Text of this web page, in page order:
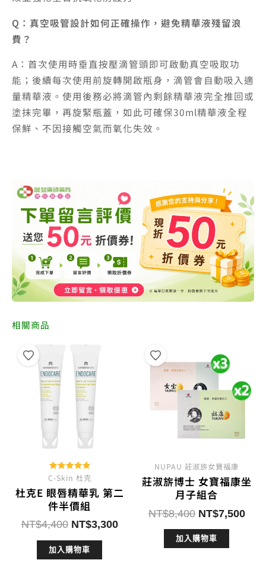
Q：真空吸管設計如何正確操作，避免精華液殘留浪
費？
A：首次使用時垂直按壓滴管頭即可啟動真空吸取功
能；後續每次使用前旋轉開啟瓶身，滴管會自動吸入適
量精華液。使用後務必將滴管內剩餘精華液完全推回或
塗抹完畢，再旋緊瓶蓋，如此可確保30ml精華液全程
保鮮、不因接觸空氣而氧化失效。
相關商品
評分
5.00
滿分 5
C-Skin 杜克
杜克E 眼唇精華乳 第二
件半價組
NT$4,400 原
始
價
NT$3,300目
加入購物車
NUPAU 莊淑旂女寶福康
莊淑旂博士 女寶福康坐
月子組合
NT$8,400 原
始
價
NT$7,500目
加入購物車